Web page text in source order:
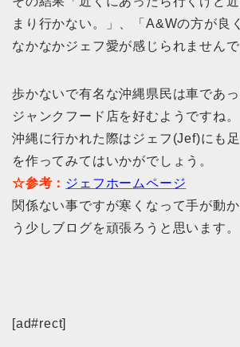
まり行かない。」、「A&Wの方が良
なかなかジェフ愛が感じられません
歩かないで有名な沖縄県民は車であ
ジャンクフード店を好むようですね。
沖縄に行かれた際はジェフ(Jef)にも
を作ってみてはいかがでしょう。
☆参考： ジェフホームページ
関係ない事ですが寒くなって手が動
う少しブログを頑張ろうと思います。
[ad#rect]